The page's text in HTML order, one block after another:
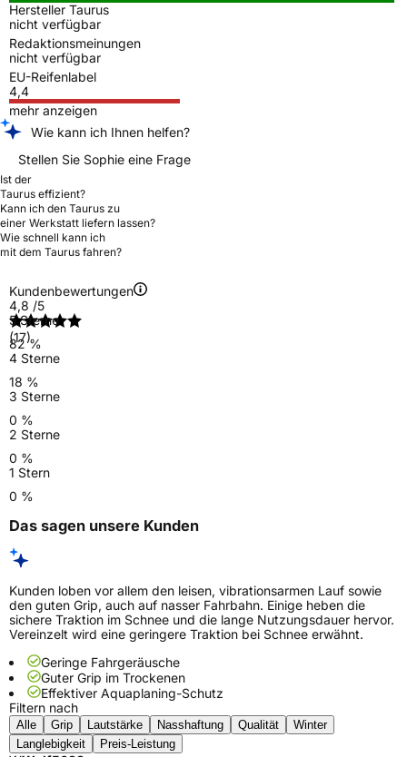
Hersteller Taurus
nicht verfügbar
Redaktionsmeinungen
nicht verfügbar
EU-Reifenlabel
4,4
mehr anzeigen
Wie kann ich Ihnen helfen?
Stellen Sie Sophie eine Frage
Ist der
Taurus effizient?
Kann ich den Taurus zu
einer Werkstatt liefern lassen?
Wie schnell kann ich
mit dem Taurus fahren?
Kundenbewertungen
4,8 /5
(17)
5 Sterne
82 %
4 Sterne
18 %
3 Sterne
0 %
2 Sterne
0 %
1 Stern
0 %
Das sagen unsere Kunden
Kunden loben vor allem den leisen, vibrationsarmen Lauf sowie
den guten Grip, auch auf nasser Fahrbahn. Einige heben die
sichere Traktion im Schnee und die lange Nutzungsdauer hervor.
Vereinzelt wird eine geringere Traktion bei Schnee erwähnt.
Geringe Fahrgeräusche
Guter Grip im Trockenen
Effektiver Aquaplaning-Schutz
Filtern nach
Alle Grip Lautstärke Nasshaftung Qualität
Winter
Langlebigkeit
Preis-Leistung